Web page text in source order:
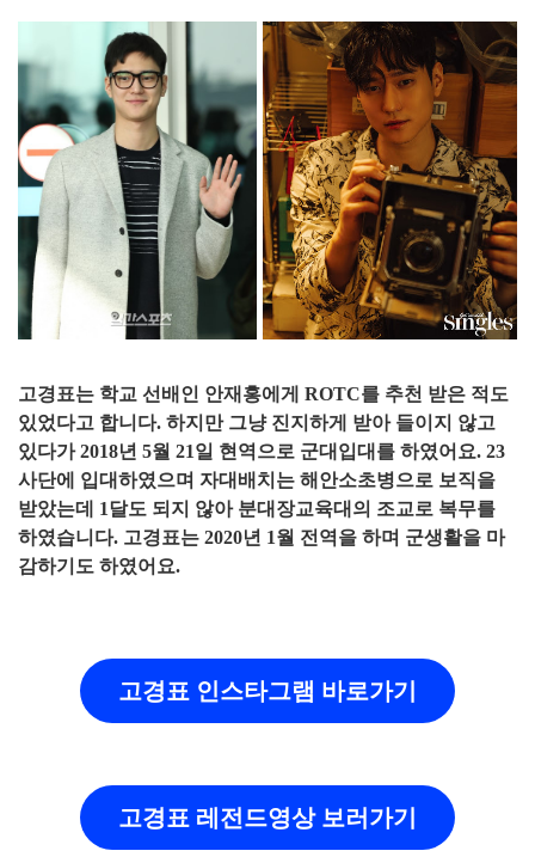
고경표는 학교 선배인 안재홍에게 ROTC를 추천 받은 적도
있었다고 합니다. 하지만 그냥 진지하게 받아 들이지 않고
있다가 2018년 5월 21일 현역으로 군대입대를 하였어요. 23
사단에 입대하였으며 자대배치는 해안소초병으로 보직을
받았는데 1달도 되지 않아 분대장교육대의 조교로 복무를
하였습니다. 고경표는 2020년 1월 전역을 하며 군생활을 마
감하기도 하였어요.
고경표 인스타그램 바로가기
고경표 레전드영상 보러가기